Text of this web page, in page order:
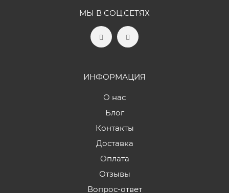
МЫ В СОЦ.СЕТЯХ
ИНФОРМАЦИЯ
О нас
Блог
Контакты
Доставка
Оплата
Отзывы
Вопрос-ответ